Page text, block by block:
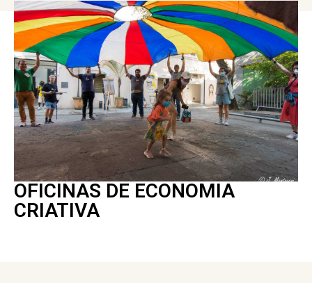
OFICINAS DE ECONOMIA
CRIATIVA